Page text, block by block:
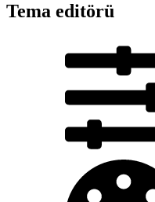
Tema editörü